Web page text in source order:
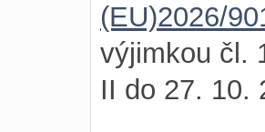
(EU)2026/
výjimkou čl.
II do 27. 10.